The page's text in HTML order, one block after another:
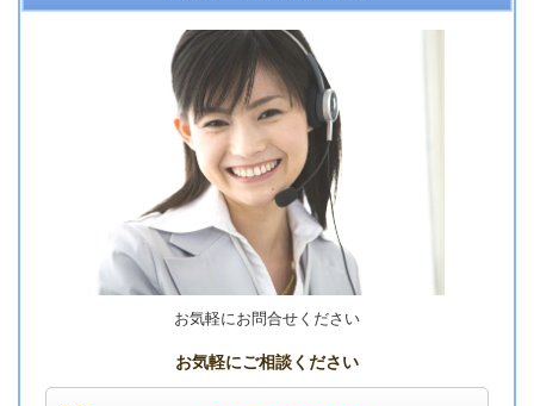
お気軽にお問合せください
お気軽にご相談ください